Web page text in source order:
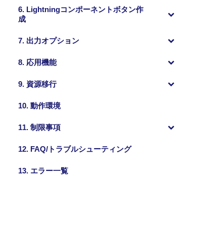
6. Lightningコンポーネントボタン作
成
7. 出力オプション
8. 応用機能
9. 資源移行
10. 動作環境
11. 制限事項
12. FAQ/トラブルシューティング
13. エラー一覧